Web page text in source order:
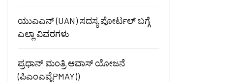
ಯುಎಎನ್ (UAN) ಸದಸ್ಯ ಪೋರ್ಟಲ್ ಬಗ್ಗೆ
ಎಲ್ಲಾ ವಿವರಗಳು
ಪ್ರಧಾನ್ ಮಂತ್ರಿ ಆವಾಸ್ ಯೋಜನೆ
(ಪಿಎಂಎವೈPMAY))